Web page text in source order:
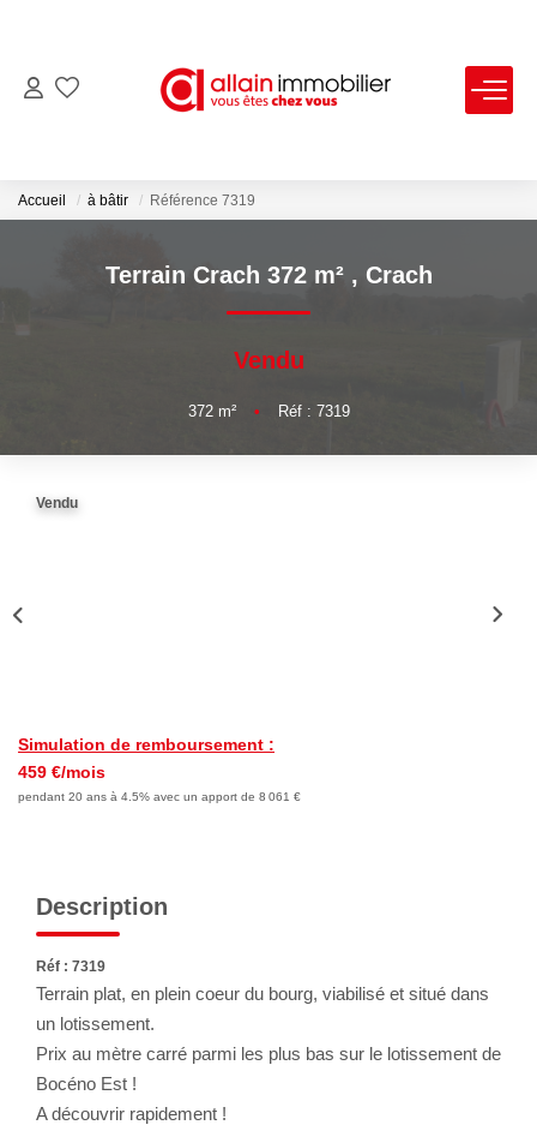
LOCATIONS
ESTIMATION
NOS AGENCES
Accueil à bâtir Référence 7319
Terrain Crach 372 m² , Crach
Vendu
372m² • Réf : 7319
Vendu
Simulation de remboursement :
459 €/mois
pendant 20 ans à 4.5% avec un apport de 8 061 €
Description
Réf : 7319
Terrain plat, en plein coeur du bourg, viabilisé et situé dans
un lotissement.
Prix au mètre carré parmi les plus bas sur le lotissement de
Bocéno Est !
A découvrir rapidement !